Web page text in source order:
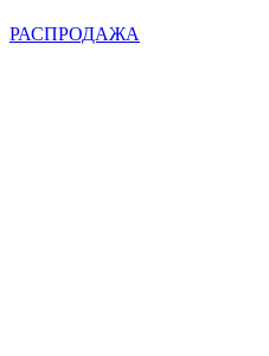
РАСПРОДАЖА